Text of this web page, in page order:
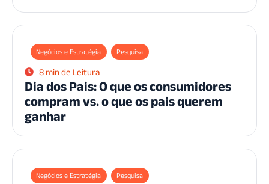
Negócios e Estratégia Pesquisa
8 min de Leitura
Dia dos Pais: O que os consumidores
compram vs. o que os pais querem
ganhar
Negócios e Estratégia Pesquisa